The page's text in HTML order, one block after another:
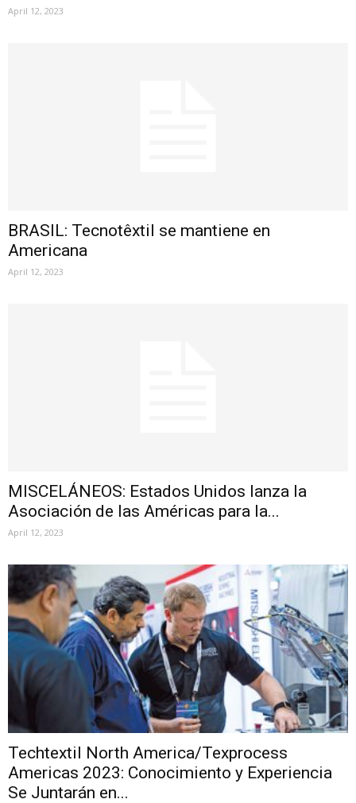
April 12, 2023
BRASIL: Tecnotêxtil se mantiene en
Americana
April 12, 2023
MISCELÁNEOS: Estados Unidos lanza la
Asociación de las Américas para la...
April 12, 2023
Techtextil North America/Texprocess
Americas 2023: Conocimiento y Experiencia
Se Juntarán en...